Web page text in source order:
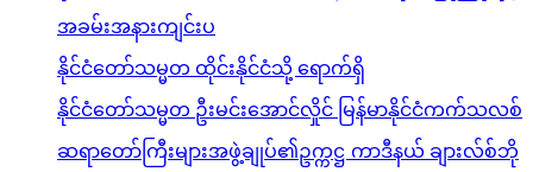
အခမ်းအနားကျင်းပ
နိုင်ငံတော်သမ္မတ ထိုင်းနိုင်ငံသို့ ရောက်ရှိ
နိုင်ငံတော်သမ္မတ ဦးမင်းအောင်လှိုင် မြန်မာနိုင်ငံကက်သလစ်
ဆရာတော်ကြီးများအဖွဲ့ချုပ်၏ဥက္ကဋ္ဌ ကာဒီနယ် ချားလ်စ်ဘို